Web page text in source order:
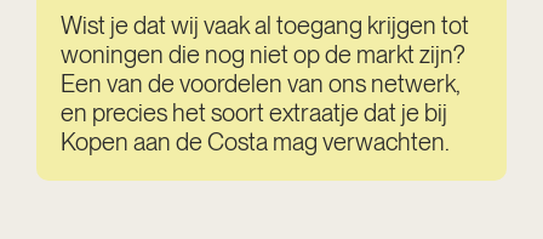
Wist je dat wij vaak al toegang krijgen tot
woningen die nog niet op de markt zijn?
Een van de voordelen van ons netwerk,
en precies het soort extraatje dat je bij
Kopen aan de Costa mag verwachten.